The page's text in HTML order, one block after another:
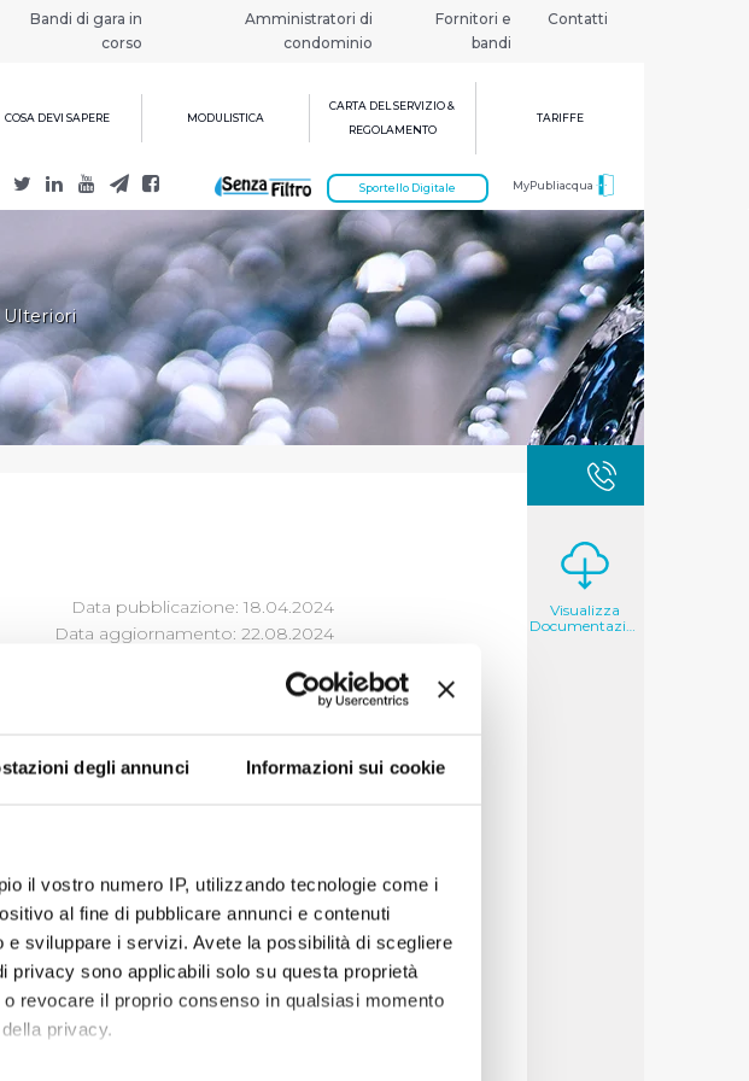
degli annunci Informazioni sui cookie
il vostro numero IP, utilizzando tecnologie come i
al fine di pubblicare annunci e contenuti
sviluppare i servizi. Avete la possibilità di scegliere
sono applicabili solo su questa proprietà
revocare il proprio consenso in qualsiasi momento
privacy.
Bandi di gara in
corso
Amministratori di
condominio
Fornitori e
bandi
Contatti
COSA DEVI SAPERE MODULISTICA
CARTA DEL SERVIZIO &
REGOLAMENTO
TARIFFE
MyPubliacqua
Sportello Digitale
Data pubblicazione: 18.04.2024
Data aggiornamento: 22.08.2024
scelte, le proprie decisioni per cercare
Visualizza
Documentazione